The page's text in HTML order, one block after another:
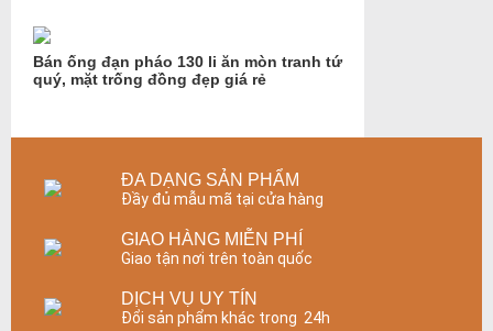
Bán ống đạn pháo 130 li ăn mòn tranh tứ
quý, mặt trống đồng đẹp giá rẻ
ĐA DẠNG SẢN PHẨM
Đầy đủ mẫu mã tại cửa hàng
GIAO HÀNG MIỄN PHÍ
Giao tận nơi trên toàn quốc
DỊCH VỤ UY TÍN
Đổi sản phẩm khác trong 24h